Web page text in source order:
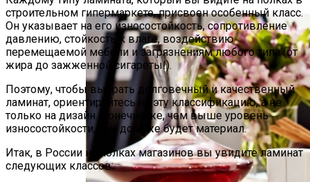
строительном гипермаркете, присвоен особенный класс.
Он указывает на его износостойкость, сопротивление
давлению, стойкость к влаге, воздействию
перемещаемой мебели и загрязнениям любого типа (от
жира до зажженной сигареты!).
Поэтому, чтобы выбрать долговечный и качественный
ламинат, ориентируйтесь на эту классификацию, а не
только на дизайн. Конечно же, чем выше уровень
износостойкости, тем дороже будет материал.
Итак, в России на полках магазинов вы увидите ламинат
следующих классов: